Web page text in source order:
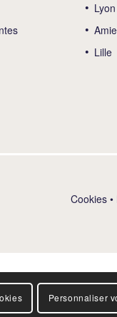
Lyon
Lille
Cookies •
Personnaliser